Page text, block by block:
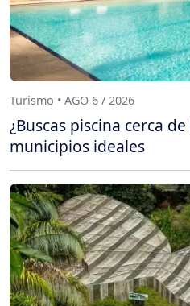
Turismo • AGO 6 / 2026
¿Buscas piscina cerca
municipios ideales